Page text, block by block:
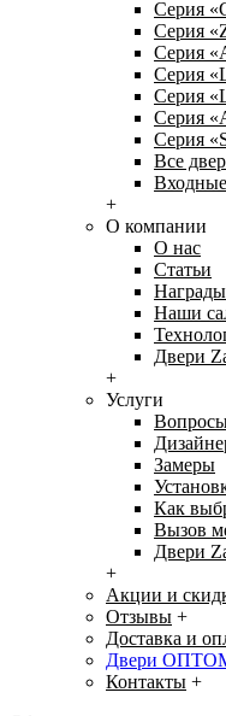
Серия
Серия
Серия
Серия
Серия
Серия
Серия
Все
+
О компании
О нас
Статьи
Наши
Двери
+
Услуги
Замеры
Как
Вызов
Двери
+
Акции и
Отзывы +
Доставка и
Двери
Контакты +